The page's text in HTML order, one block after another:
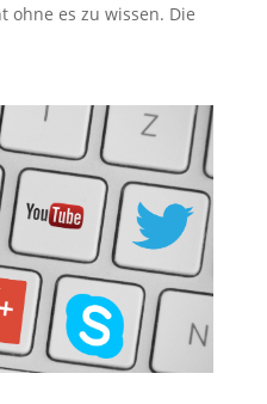
ohne es zu wissen. Die